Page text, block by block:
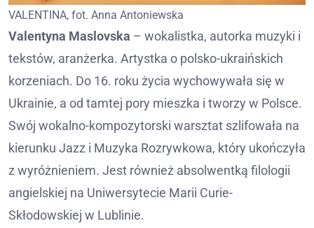
VALENTINA, fot. Anna Antoniewska
Valentyna Maslovska – wokalistka, autorka muzyki i
tekstów, aranżerka. Artystka o polsko-ukraińskich
korzeniach. Do 16. roku życia wychowywała się w
Ukrainie, a od tamtej pory mieszka i tworzy w Polsce.
Swój wokalno-kompozytorski warsztat szlifowała na
kierunku Jazz i Muzyka Rozrywkowa, który ukończyła
z wyróżnieniem. Jest również absolwentką filologii
angielskiej na Uniwersytecie Marii Curie-
Skłodowskiej w Lublinie.